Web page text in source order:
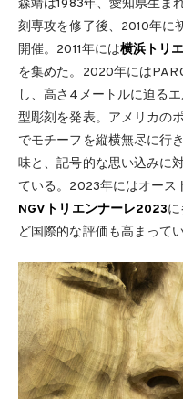
森靖は1983年、愛知県生ま
刻専攻を修了後、2010年に
開催。2011年には横浜トリ
を集めた。2020年には
し、高さ4メートルに迫る
型彫刻を発表。アメリカの
でモチーフを縦横無尽に行
味と、記号的な思い込みに
ている。2023年にはオース
NGVトリエンナーレ2023
ど国際的な評価も高まってい